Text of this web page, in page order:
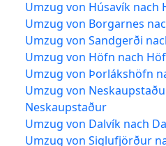
Umzug von Húsavík nach
Umzug von Borgarnes
Umzug von Sandgerði
Umzug von Höfn nach
Umzug von Þorlákshöfn
Umzug von
Neskaupstaður
Umzug von Dalvík nach
Umzug von Siglufjörður